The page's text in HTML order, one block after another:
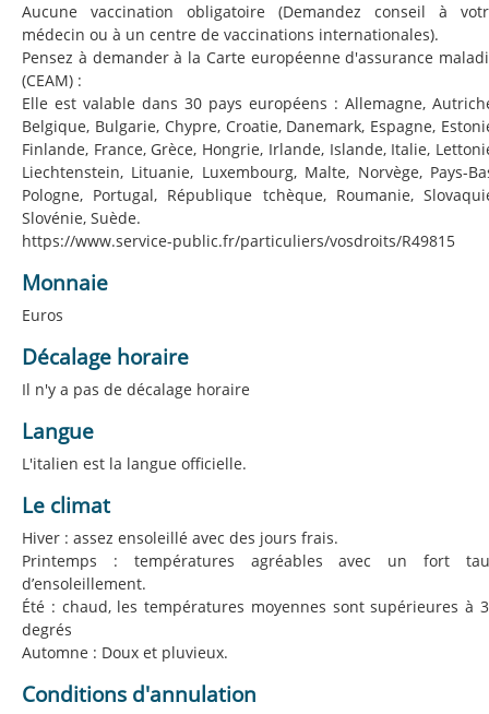
Aucune vaccination obligatoire (Demandez conseil à
médecin ou à un centre de vaccinations internationales).
Pensez à demander à la Carte européenne d'assurance
(CEAM) :
Elle est valable dans 30 pays européens : Allemagne,
Belgique, Bulgarie, Chypre, Croatie, Danemark, Espagne,
Finlande, France, Grèce, Hongrie, Irlande, Islande, Italie,
Liechtenstein, Lituanie, Luxembourg, Malte, Norvège, Pays-
Pologne, Portugal, République tchèque, Roumanie,
Slovénie, Suède.
https://www.service-public.fr/particuliers/vosdroits/R49815
Monnaie
Euros
Décalage horaire
Il n'y a pas de décalage horaire
Langue
L'italien est la langue officielle.
Le climat
Hiver : assez ensoleillé avec des jours frais.
Printemps : températures agréables avec un fort
d’ensoleillement.
Été : chaud, les températures moyennes sont supérieures à
degrés
Automne : Doux et pluvieux.
Conditions d'annulation